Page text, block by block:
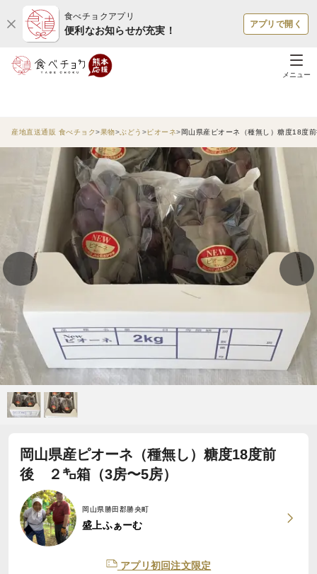
食べチョクアプリ
便利なお知らせが充実！
アプリで開く
メニュー
産地直送通販 食べチョク 果物 ぶどう ピオーネ 岡山県産ピオーネ（種無し）糖度18度
岡山県産ピオーネ（種無し）糖度18度前
後 ２㌔箱（3房〜5房）
岡山県勝田郡勝央町
盛上ふぁーむ
アプリ初回注文限定